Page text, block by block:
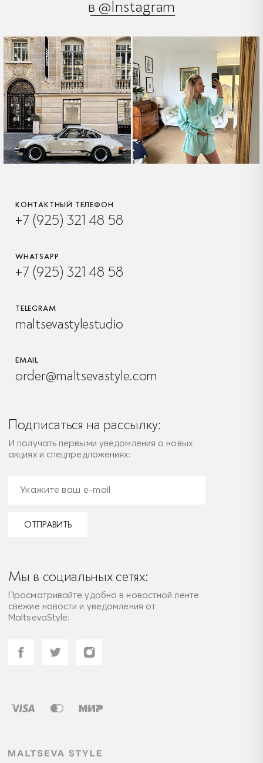
в @Instagram
КОНТАКТНЫЙ ТЕЛЕФОН
+7 (925) 321 48 58
WHATSAPP
+7 (925) 321 48 58
TELEGRAM
maltsevastylestudio
EMAIL
order@maltsevastyle.com
Подписаться на рассылку:
И получать первыми уведомления о новых
акциях и спецпредложениях:
ОТПРАВИТЬ
Мы в социальных сетях:
Просматривайте удобно в новостной ленте
свежие новости и уведомления от
MaltsevaStyle: